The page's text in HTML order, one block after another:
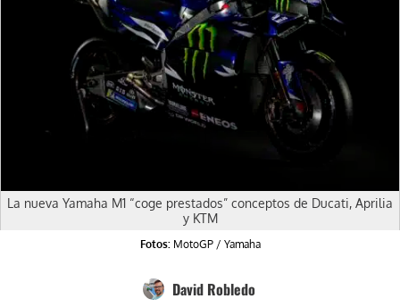
La nueva Yamaha M1 “coge prestados” conceptos de Ducati, Aprilia
y KTM
Fotos:MotoGP / Yamaha
David Robledo